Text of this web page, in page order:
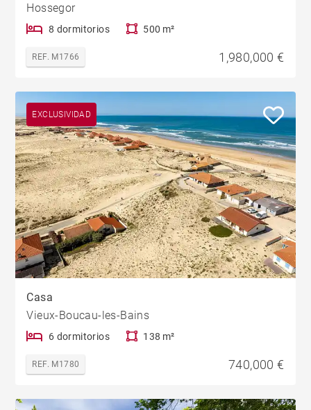
Hossegor
8 dormitorios 500 m²
REF. M1766 1,980,000 €
EXCLUSIVIDAD
Casa
Vieux-Boucau-les-Bains
6 dormitorios 138 m²
REF. M1780 740,000 €